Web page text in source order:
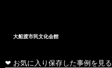
大船渡市民文化会館
❤ お気に入り保存した事例を見る